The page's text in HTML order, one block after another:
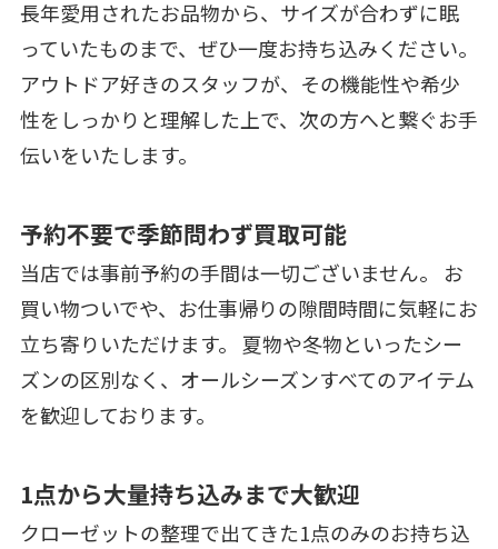
長年愛用されたお品物から、サイズが合わずに眠
っていたものまで、ぜひ一度お持ち込みください。
アウトドア好きのスタッフが、その機能性や希少
性をしっかりと理解した上で、次の方へと繋ぐお手
伝いをいたします。
予約不要で季節問わず買取可能
当店では事前予約の手間は一切ございません。 お
買い物ついでや、お仕事帰りの隙間時間に気軽にお
立ち寄りいただけます。 夏物や冬物といったシー
ズンの区別なく、オールシーズンすべてのアイテム
を歓迎しております。
1点から大量持ち込みまで大歓迎
クローゼットの整理で出てきた1点のみのお持ち込